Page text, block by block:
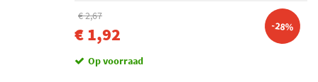
Afdekplaat (159)
€ 2,67
€ 1,92 -28%
Op voorraad